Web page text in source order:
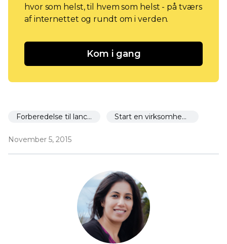
hvor som helst, til hvem som helst - på tværs
af internettet og rundt om i verden.
Kom i gang
Forberedelse til lancering Start en virksomhed om 30 dage
November 5, 2015